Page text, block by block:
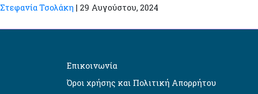
Στεφανία Τσολάκη | 29 Αυγούστου, 2024
Επικοινωνία
Όροι χρήσης και Πολιτική Απορρήτου